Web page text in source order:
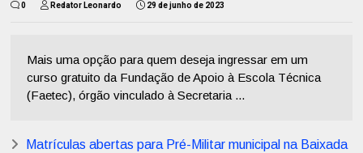
0 Redator Leonardo 29 de junho de 2023
Mais uma opção para quem deseja ingressar em um
curso gratuito da Fundação de Apoio à Escola Técnica
(Faetec), órgão vinculado à Secretaria ...
Matrículas abertas para Pré-Militar municipal na Baixada